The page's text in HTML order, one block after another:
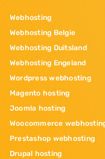
Webhosting
Webhosting Belgie
Webhosting Duitsland
Webhosting Engeland
Wordpress webhosting
Magento hosting
Joomla hosting
Woocommerce
Prestashop webhosting
Drupal hosting